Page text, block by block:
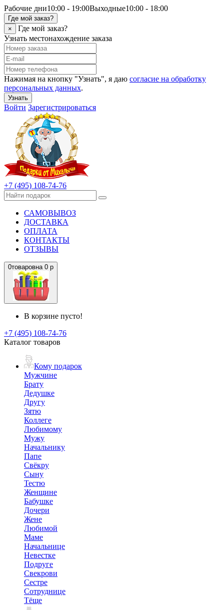
Рабочие дни10:00 - 19:00Выходные10:00 - 18:00
Где мой заказ?
×
Где мой заказ?
Узнать местонахождение заказа
Нажимая на кнопку "Узнать", я даю согласие на обработку
персональных данных.
Узнать
Войти Зарегистрироваться
+7 (495) 108-74-76
САМОВЫВОЗ
ДОСТАВКА
ОПЛАТА
КОНТАКТЫ
ОТЗЫВЫ
0товаровна 0 р
В корзине пусто!
+7 (495) 108-74-76
Каталог товаров
Кому подарок
Мужчине
Брату
Дедушке
Другу
Зятю
Коллеге
Любимому
Мужу
Начальнику
Папе
Свёкру
Сыну
Тестю
Женщине
Бабушке
Дочери
Жене
Любимой
Маме
Начальнице
Невестке
Подруге
Свекрови
Сестре
Сотруднице
Тёще